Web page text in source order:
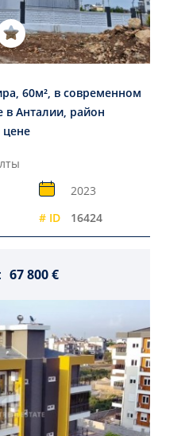
60м², в современном
Анталии, район
2023
# ID 16424
67 800 €